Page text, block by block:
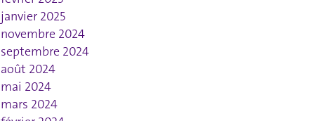
janvier 2025
novembre 2024
septembre 2024
août 2024
mai 2024
mars 2024